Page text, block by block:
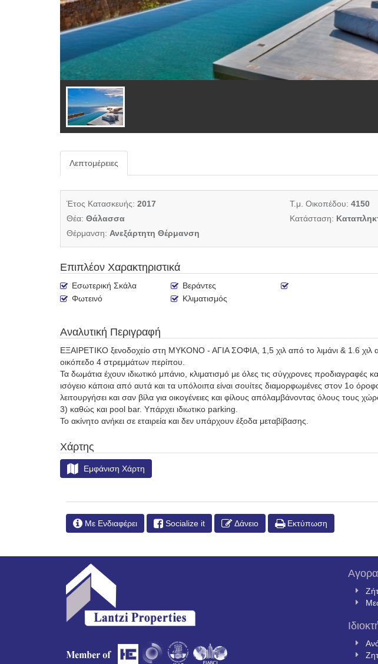
Λεπτομέρειες
Έτος Κατασκευής: 2017 Τ.μ. Οικοπέδου: 4150
Θέα: Θάλασσα Κατάσταση:
Θέρμανση: Ανεξάρτητη Θέρμανση
Επιπλέον Χαρακτηριστικά
Εσωτερική Σκάλα Βεράντες
Φωτεινό
Κλιματισμός
Αναλυτική Περιγραφή
ΕΞΑΙΡΕΤΙΚΟ ξενοδοχείο στη ΜΥΚΟΝΟ - ΑΓΙΑ ΣΟΦΙΑ, 1,5 χιλ από το λιμάνι & 1.6 χιλ
οικόπεδο 4 στρεμμάτων περίπου.
Τα δωμάτια έχουν ιδιωτικό μπάνιο, κλιματισμό με όλες τις σύγχρονες
ισόγειο κάποια από αυτά και τα υπόλοιπα είναι σουίτες διαμορφωμένες στον 1ο
λειτουργήσει και σαν βίλα για οικογένειες και φίλους απόλαμβάνοντας όλους τους
3) καθώς και pool bar. Υπάρχει ιδιωτικο parking.
Το ακίνητο ανήκει σε εταιρεία και δεν υπάρχουν έξοδα μεταβίβασης.
Χάρτης
Εμφάνιση Χάρτη
Με Ενδιαφέρει Socialize it Δάνειο Εκτύπωση